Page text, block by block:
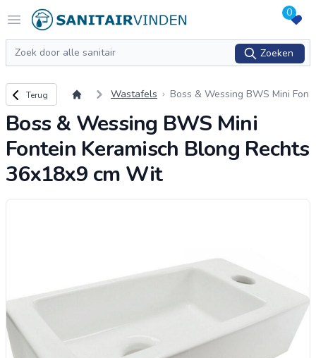
Open menu
Logo sanitairvinden.nl 0
Zoeken
Zoeken
Terug naar overzicht
Terug Wastafels
Boss & Wessing BWS Mini Fon
6x18x9 cm Wit
Boss & Wessing BWS Mini
Fontein Keramisch Blong Rechts
36x18x9 cm Wit